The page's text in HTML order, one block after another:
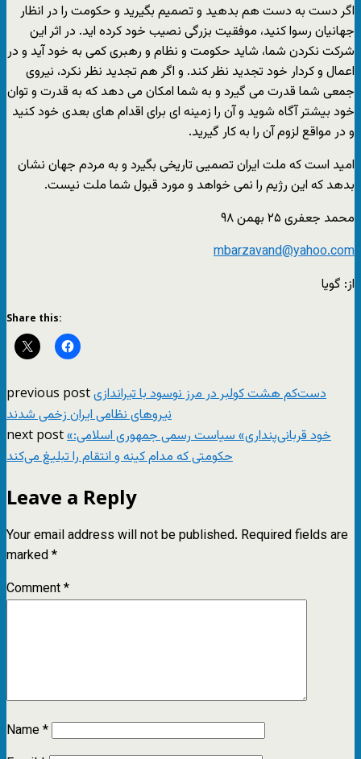
اگر دست به دست هم بدهید و تصمیم بگیرید و حکومت را در انظار
جهانیان رسوا کنید، موفقیت بزرگی نصیب خود کرده اید. در اثر این
شرکت نکردن شما، شاید حکومت و نظام و رهبری کمی به خود آید و در
اعمال و کردار خود تجدید نظر کند. و اگر هم تجدید نظر نکرد، نیروی
جمعی شما قدرت می گیرد و به شما امکان می دهد که به قدرت و توان
خود بیشتر آگاه شوید و آن را زمینه ای برای اقدام های بعدی خود کنید
و در مواقع لزوم آن را به کار گیرید.
امید است که ملت ایران تصمیی تاریخی بگیرد و به مردم جهان نشان
بدهد که این رژیم را نمی خواهد و مورد قبول شما ملت نیست.
محمد جعفری ۲۵ بهمن ۹۸
mbarzavand@yahoo.com
از: گویا
Share this:
previous postدست‌کم هشت کولبر در مرز نوسود با تیراندازی
نیروهای نظامی ایران زخمی شدند
next post«خود قربانی‌پنداری» سیاست رسمی جمهوری اسلامی:
حکومتی که مدام کینه و انتقام را تبلیغ می‌کند
Leave a Reply
Your email address will not be published. Required fields are
marked*
Comment*
Name*